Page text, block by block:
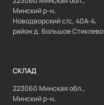
Минский р-н,
Новодворский с/с, 40А-4,
район д. Большое Стиклево
СКЛАД
223060 Минская обл.,
Минский р-н,